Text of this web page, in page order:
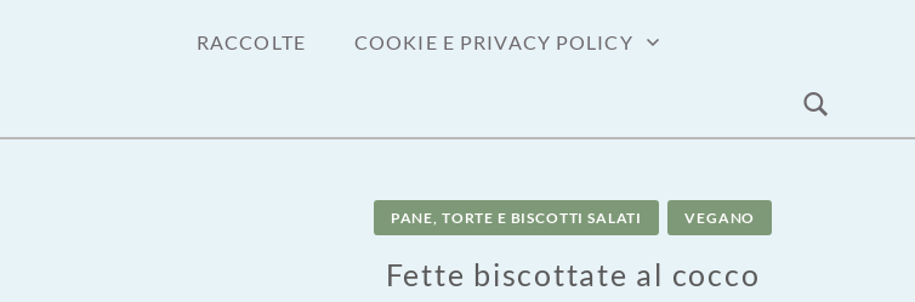
RACCOLTE COOKIE E PRIVACY POLICY
PANE, TORTE E BISCOTTI SALATI VEGANO
Fette biscottate al cocco